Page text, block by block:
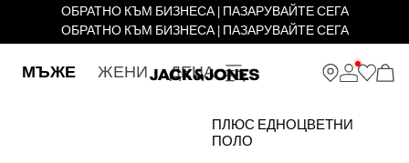
ОБРАТНО КЪМ БИЗНЕСА | ПАЗАРУВАЙТЕ СЕГА
ОБРАТНО КЪМ БИЗНЕСА | ПАЗАРУВАЙТЕ СЕГА
МЪЖЕ ЖЕНИ ДЕЦА
ПЛЮС ЕДНОЦВЕТНИ
ПОЛО